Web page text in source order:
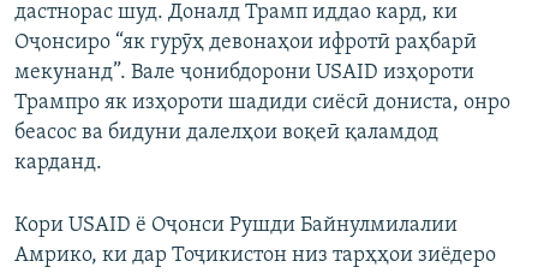
дастнорас шуд. Доналд Трамп иддао кард, ки
Оҷонсиро “як гурӯҳ девонаҳои ифротӣ раҳбарӣ
мекунанд”. Вале ҷонибдорони USAID изҳороти
Трампро як изҳороти шадиди сиёсӣ дониста, онро
беасос ва бидуни далелҳои воқеӣ қаламдод
карданд.
Кори USAID ё Оҷонси Рушди Байнулмилалии
Амрико, ки дар Тоҷикистон низ тарҳҳои зиёдеро